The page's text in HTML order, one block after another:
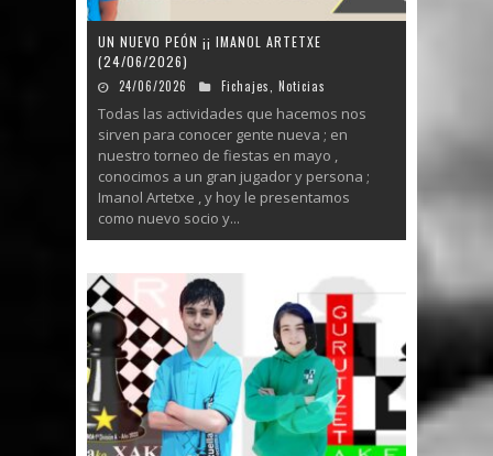
UN NUEVO PEÓN ¡¡ IMANOL ARTETXE
(24/06/2026)
24/06/2026 Fichajes Noticias
Todas las actividades que hacemos nos
sirven para conocer gente nueva ; en
nuestro torneo de fiestas en mayo ,
conocimos a un gran jugador y persona ;
Imanol Artetxe , y hoy le presentamos
como nuevo socio y...